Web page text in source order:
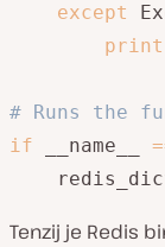
except
print
# Runs the
if __name__
Tenzij je Redis